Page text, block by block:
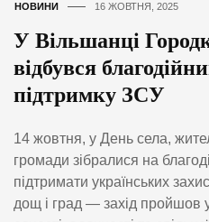
НОВИНИ 16 ЖОВТНЯ, 2025
У Вільшанці
відбувся
підтримку ЗСУ
14 жовтня, у День села,
громади зібралися на
підтримати українських
дощ і град — захід пройшов